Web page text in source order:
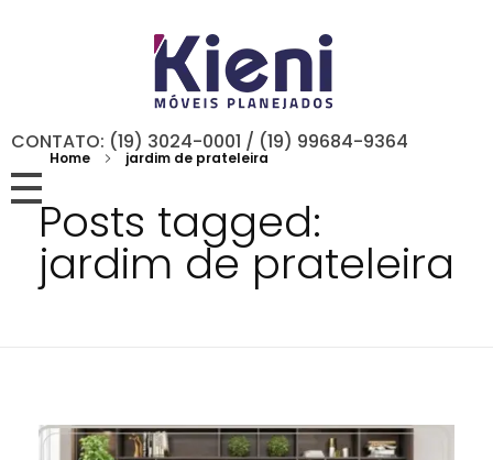
CONTATO: (19) 3024-0001 / (19) 99684-9364
Home jardim de prateleira
Posts tagged:
jardim de prateleira